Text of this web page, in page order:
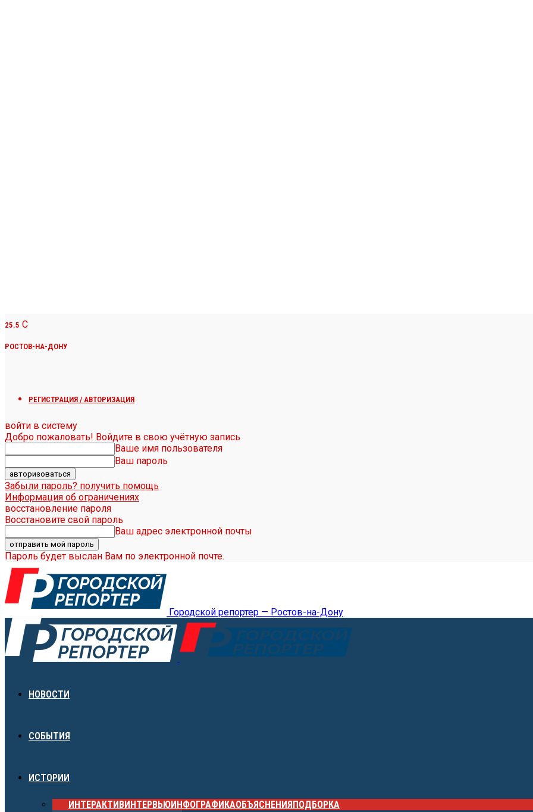
25.5 C
РОСТОВ-НА-ДОНУ
РЕГИСТРАЦИЯ / АВТОРИЗАЦИЯ
войти в систему
Добро пожаловать! Войдите в свою учётную запись
Ваше имя пользователя
Ваш пароль
Забыли пароль? получить помощь
Информация об ограничениях
восстановление пароля
Восстановите свой пароль
Ваш адрес электронной почты
Пароль будет выслан Вам по электронной почте.
Городской репортер — Ростов-на-Дону
НОВОСТИ
СОБЫТИЯ
ИСТОРИИ
ИНТЕРАКТИВИНТЕРВЬЮИНФОГРАФИКАОБЪЯСНЕНИЯПОДБОРКА